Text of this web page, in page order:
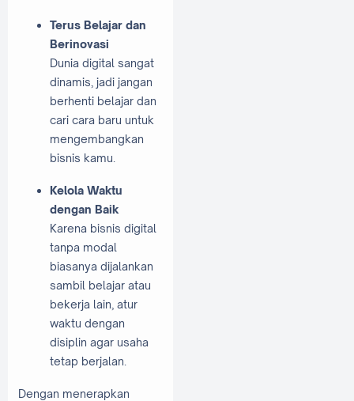
Terus Belajar dan
Berinovasi
Dunia digital sangat
dinamis, jadi jangan
berhenti belajar dan
cari cara baru untuk
mengembangkan
bisnis kamu.
Kelola Waktu
dengan Baik
Karena bisnis digital
tanpa modal
biasanya dijalankan
sambil belajar atau
bekerja lain, atur
waktu dengan
disiplin agar usaha
tetap berjalan.
Dengan menerapkan